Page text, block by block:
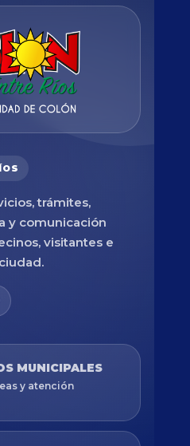
trámites,
y comunicación
visitantes e
MUNICIPALES
y atención